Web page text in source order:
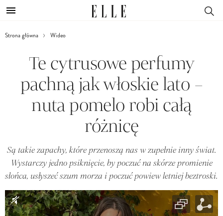
Strona główna Wideo
Te cytrusowe perfumy
pachną jak włoskie lato –
nuta pomelo robi całą
różnicę
Są takie zapachy, które przenoszą nas w zupełnie inny świat.
Wystarczy jedno psiknięcie, by poczuć na skórze promienie
słońca, usłyszeć szum morza i poczuć powiew letniej beztroski.